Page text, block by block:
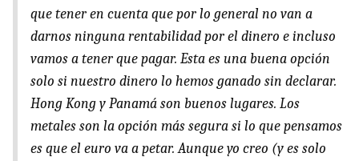
que tener en cuenta que por lo general no van a
darnos ninguna rentabilidad por el dinero e incluso
vamos a tener que pagar. Esta es una buena opción
solo si nuestro dinero lo hemos ganado sin declarar.
Hong Kong y Panamá son buenos lugares. Los
metales son la opción más segura si lo que pensamos
es que el euro va a petar. Aunque yo creo (y es solo